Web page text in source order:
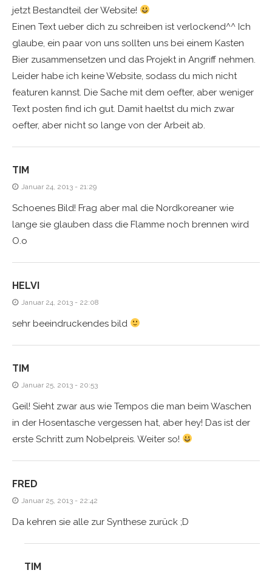
jetzt Bestandteil der Website!
Einen Text ueber dich zu schreiben ist verlockend^^ Ich
glaube, ein paar von uns sollten uns bei einem Kasten
Bier zusammensetzen und das Projekt in Angriff nehmen.
Leider habe ich keine Website, sodass du mich nicht
featuren kannst. Die Sache mit dem oefter, aber weniger
Text posten find ich gut. Damit haeltst du mich zwar
oefter, aber nicht so lange von der Arbeit ab.
TIM
Januar 24, 2013 - 21:29
Schoenes Bild! Frag aber mal die Nordkoreaner wie
lange sie glauben dass die Flamme noch brennen wird
O.o
HELVI
Januar 24, 2013 - 22:08
sehr beeindruckendes bild
TIM
Januar 25, 2013 - 20:53
Geil! Sieht zwar aus wie Tempos die man beim Waschen
in der Hosentasche vergessen hat, aber hey! Das ist der
erste Schritt zum Nobelpreis. Weiter so!
FRED
Januar 25, 2013 - 22:42
Da kehren sie alle zur Synthese zurück ;D
TIM